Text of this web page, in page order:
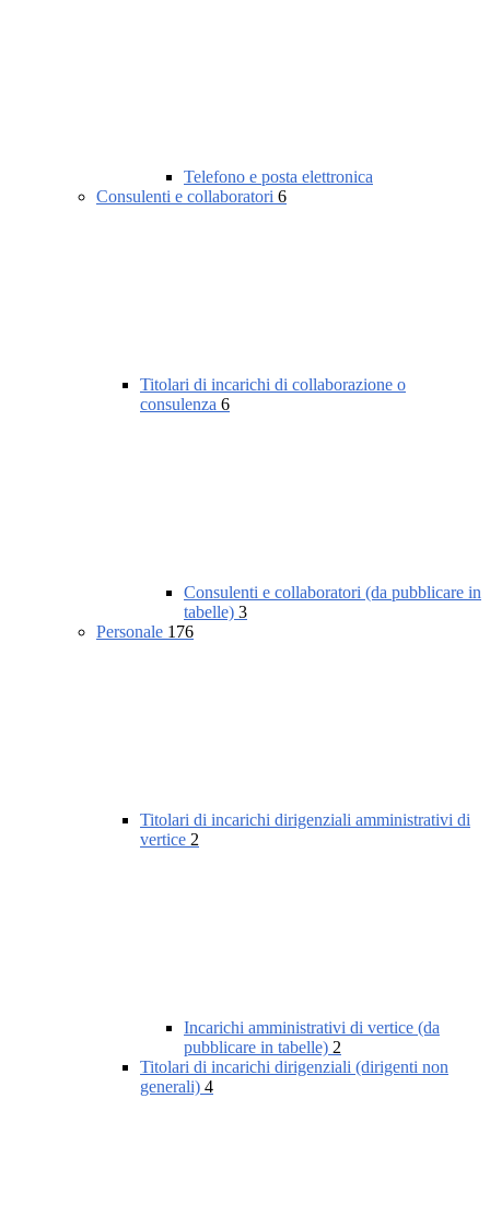
Telefono e posta elettronica
Consulenti e collaboratori 6
Titolari di incarichi di collaborazione o
consulenza 6
Consulenti e collaboratori (da pubblicare in
tabelle) 3
Personale 176
Titolari di incarichi dirigenziali amministrativi di
vertice 2
Incarichi amministrativi di vertice (da
pubblicare in tabelle) 2
Titolari di incarichi dirigenziali (dirigenti non
generali) 4